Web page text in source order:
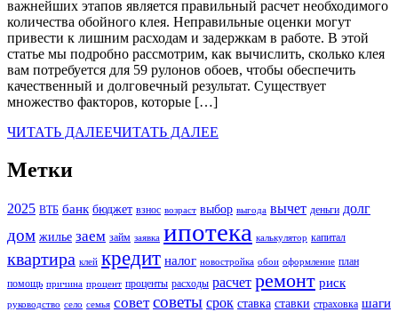
важнейших этапов является правильный расчет необходимого
количества обойного клея. Неправильные оценки могут
привести к лишним расходам и задержкам в работе. В этой
статье мы подробно рассмотрим, как вычислить, сколько клея
вам потребуется для 59 рулонов обоев, чтобы обеспечить
качественный и долговечный результат. Существует
множество факторов, которые […]
ЧИТАТЬ ДАЛЕЕЧИТАТЬ ДАЛЕЕ
Метки
2025 ВТБ банк бюджет взнос возраст выбор выгода вычет деньги долг
дом жилье заем займ заявка ипотека калькулятор капитал
квартира клей кредит налог новостройка обои оформление план
помощь причина процент проценты расходы расчет ремонт риск
руководство село семья совет советы срок ставка ставки страховка шаги